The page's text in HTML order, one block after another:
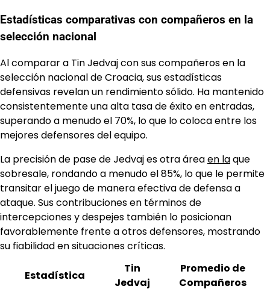
Estadísticas comparativas con compañeros en la
selección nacional
Al comparar a Tin Jedvaj con sus compañeros en la
selección nacional de Croacia, sus estadísticas
defensivas revelan un rendimiento sólido. Ha mantenido
consistentemente una alta tasa de éxito en entradas,
superando a menudo el 70%, lo que lo coloca entre los
mejores defensores del equipo.
La precisión de pase de Jedvaj es otra áreaen laque
sobresale, rondando a menudo el 85%, lo que le permite
transitar el juego de manera efectiva de defensa a
ataque. Sus contribuciones en términos de
intercepciones y despejes también lo posicionan
favorablemente frente a otros defensores, mostrando
su fiabilidad en situaciones críticas.
Estadística
Tin
Jedvaj
Promedio de
Compañeros